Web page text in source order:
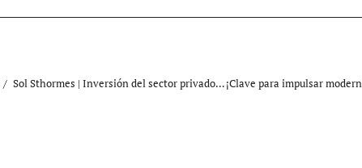
Sol Sthormes | Inversión del sector privado… ¡Clave para impulsar